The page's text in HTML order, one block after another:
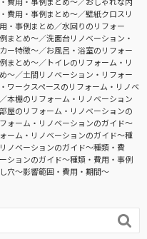
費用・事例まとめ〜
壁紙クロスリ
・事例まとめ
水回りのリフォー
まとめ〜
洗面台リノベーション・
ー特徴〜
お風呂・浴室のリフォー
まとめ〜
トイレのリフォーム・リ
〜
土間リノベーション・リフォー
ワークスペースのリフォーム・リノベ
本棚のリフォーム・リノベーション
屋のリフォーム・リノベーションの
ォーム・リノベーションのガイド〜
ーム・リノベーションのガイド〜種
ノベーションのガイド〜種類・費
ションのガイド〜種類・費用・事例
穴～影響範囲・費用・期間～
